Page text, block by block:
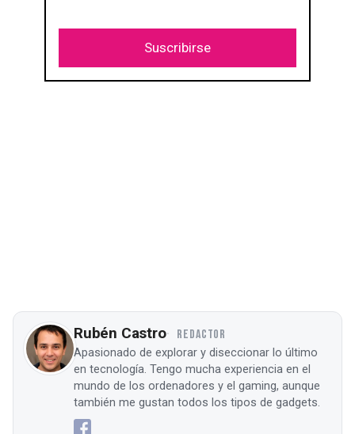
Suscribirse
Rubén Castro REDACTOR
Apasionado de explorar y diseccionar lo último
en tecnología. Tengo mucha experiencia en el
mundo de los ordenadores y el gaming, aunque
también me gustan todos los tipos de gadgets.